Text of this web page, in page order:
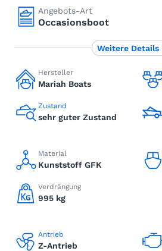
Angebots-Art
Occasionsboot
Hersteller
Mariah Boats
Zustand
sehr guter Zustand
Material
Kunststoff GFK
Verdrängung
995 kg
Antrieb
Z-Antrieb
Weitere Details